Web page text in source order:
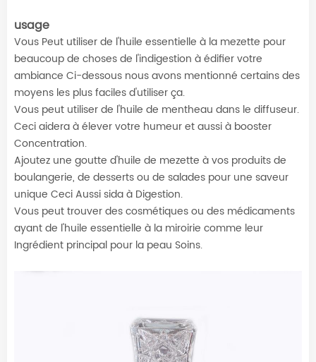
usage
Vous Peut utiliser de l'huile essentielle à la mezette pour
beaucoup de choses de l'indigestion à édifier votre
ambiance Ci-dessous nous avons mentionné certains des
moyens les plus faciles d'utiliser ça.
Vous peut utiliser de l'huile de mentheau dans le diffuseur.
Ceci aidera à élever votre humeur et aussi à booster
Concentration.
Ajoutez une goutte d'huile de mezette à vos produits de
boulangerie, de desserts ou de salades pour une saveur
unique Ceci Aussi sida à Digestion.
Vous peut trouver des cosmétiques ou des médicaments
ayant de l'huile essentielle à la miroirie comme leur
Ingrédient principal pour la peau Soins.